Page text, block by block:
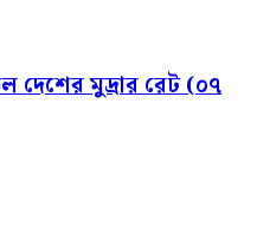
দেশের মুদ্রার রেট (০৭